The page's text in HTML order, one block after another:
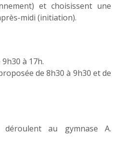
et choisissent une
midi (initiation).
à 17h.
de 8h30 à 9h30 et de
déroulent au gymnase A.